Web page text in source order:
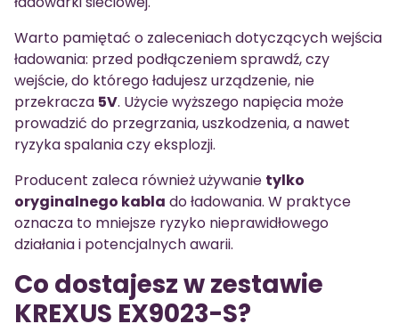
Warto pamiętać o zaleceniach dotyczących wejścia
ładowania: przed podłączeniem sprawdź, czy
wejście, do którego ładujesz urządzenie, nie
przekracza 5V. Użycie wyższego napięcia może
prowadzić do przegrzania, uszkodzenia, a nawet
ryzyka spalania czy eksplozji.
Producent zaleca również używanie tylko
oryginalnego kabla do ładowania. W praktyce
oznacza to mniejsze ryzyko nieprawidłowego
działania i potencjalnych awarii.
Co dostajesz w zestawie
KREXUS EX9023-S?